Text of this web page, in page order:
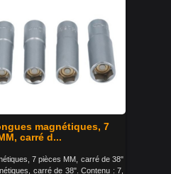
magnétiques, 7
carré d...
7 pièces MM, carré de 38"
carré de 38". Contenu : 7,